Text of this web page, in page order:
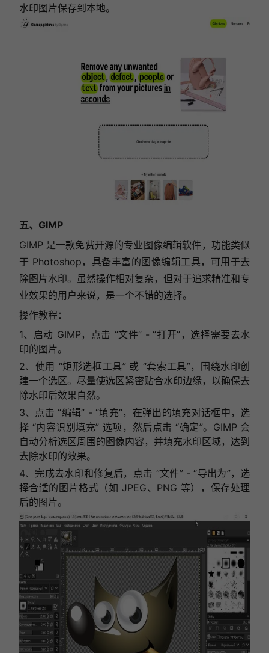
水印图片保存到本地。
五、GIMP
GIMP 是一款免费开源的专业图像编辑软件，功能类似
于 Photoshop，具备丰富的图像编辑工具，可用于去
除图片水印。虽然操作相对复杂，但对于追求精准和专
业效果的用户来说，是一个不错的选择。
操作教程：
1、启动 GIMP，点击 “文件” - “打开”，选择需要去水
印的图片。
2、使用 “矩形选框工具” 或 “套索工具”，围绕水印创
建一个选区。尽量使选区紧密贴合水印边缘，以确保去
除水印后效果自然。
3、点击 “编辑” - “填充”，在弹出的填充对话框中，选
择 “内容识别填充” 选项，然后点击 “确定”。GIMP 会
自动分析选区周围的图像内容，并填充水印区域，达到
去除水印的效果。
4、完成去水印和修复后，点击 “文件” - “导出为”，选
择合适的图片格式（如 JPEG、PNG 等），保存处理
后的图片。